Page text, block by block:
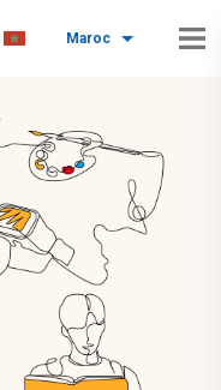
Maroc